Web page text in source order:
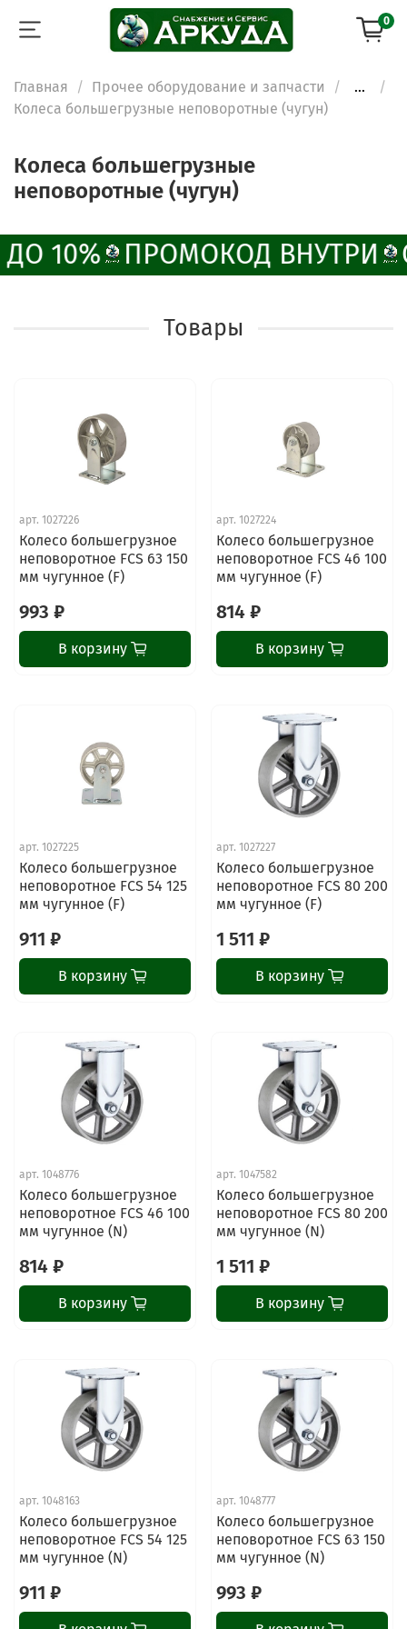
0
Главная Прочее оборудование и запчасти
...
Колеса большегрузные неповоротные (чугун)
Колеса большегрузные
неповоротные (чугун)
10% ПРОМОКОД ВНУТРИ
Товары
арт. 1027226
Колесо большегрузное
неповоротное FCS 63 150
мм чугунное (F)
993 ₽
В корзину
арт. 1027224
Колесо большегрузное
неповоротное FCS 46 100
мм чугунное (F)
814 ₽
В корзину
арт. 1027225
Колесо большегрузное
неповоротное FCS 54 125
мм чугунное (F)
911 ₽
В корзину
арт. 1027227
Колесо большегрузное
неповоротное FCS 80 200
мм чугунное (F)
1 511 ₽
В корзину
арт. 1048776
Колесо большегрузное
неповоротное FCS 46 100
мм чугунное (N)
814 ₽
В корзину
арт. 1047582
Колесо большегрузное
неповоротное FCS 80 200
мм чугунное (N)
1 511 ₽
В корзину
арт. 1048163
Колесо большегрузное
неповоротное FCS 54 125
мм чугунное (N)
911 ₽
арт. 1048777
Колесо большегрузное
неповоротное FCS 63 150
мм чугунное (N)
993 ₽
ChatApp
online
Наши мессенджеры
Свяжитесь с нами через любой удобный
мессенджер!
Написать менеджеру в MAX
Отдел продаж и сервис